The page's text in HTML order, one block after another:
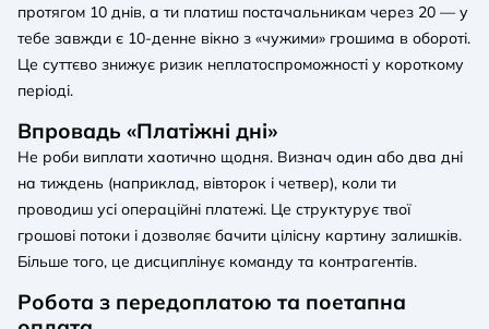
протягом 10 днів, а ти платиш постачальникам через 20 — у
тебе завжди є 10-денне вікно з «чужими» грошима в обороті.
Це суттєво знижує ризик неплатоспроможності у короткому
періоді.
Впровадь «Платіжні дні»
Не роби виплати хаотично щодня. Визнач один або два дні
на тиждень (наприклад, вівторок і четвер), коли ти
проводиш усі операційні платежі. Це структурує твої
грошові потоки і дозволяє бачити цілісну картину залишків.
Більше того, це дисциплінує команду та контрагентів.
Робота з передоплатою та поетапна